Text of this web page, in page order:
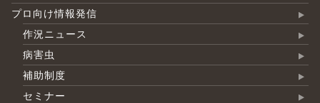
プロ向け情報発信
作況ニュース
病害虫
補助制度
セミナー